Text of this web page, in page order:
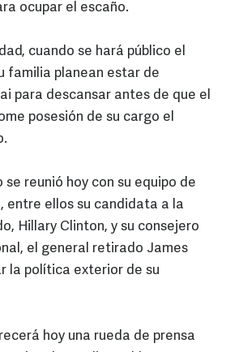
ocupar el escaño.
cuando se hará público el
familia planean estar de
para descansar antes de que el
posesión de su cargo el
reunió hoy con su equipo de
entre ellos su candidata a la
Hillary Clinton, y su consejero
el general retirado James
la política exterior de su
hoy una rueda de prensa